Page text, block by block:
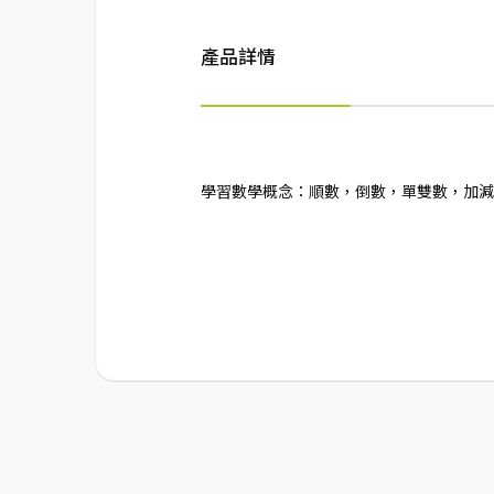
產品詳情
學習數學概念：順數，倒數，單雙數，加